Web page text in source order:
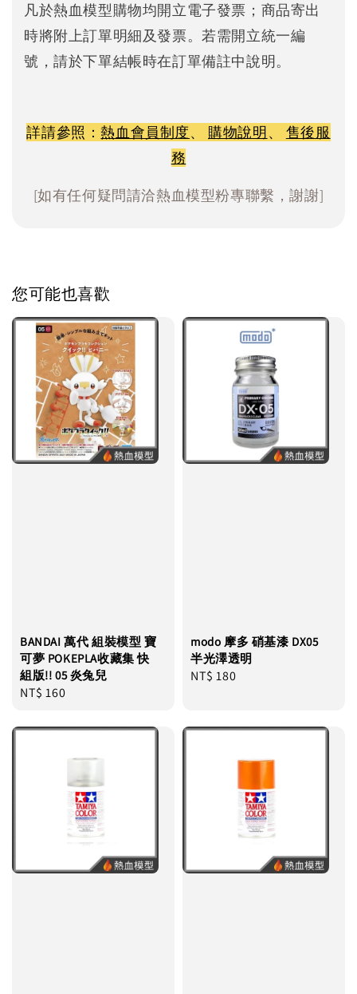
凡於熱血模型購物均開立電子發票；商品寄出
時將附上訂單明細及發票。若需開立統一編
號，請於下單結帳時在訂單備註中說明。
詳請參照：熱血會員制度、 購物說明、 售後服
務
[如有任何疑問請洽熱血模型粉專聯繫，謝謝]
您可能也喜歡
BANDAI 萬代 組裝模型 寶
可夢 POKEPLA收藏集 快
組版!! 05 炎兔兒
Regular
NT$ 160
modo 摩多 硝基漆 DX05
半光澤透明
Regular
NT$ 180